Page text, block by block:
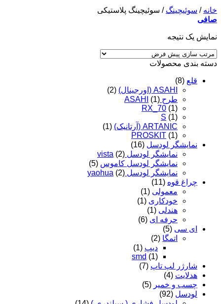
خانه / سوئیچینگ / سوئیچینگ پلاستیکی
صافی
نمایش یک نتیجه
دسته‌ بندی محصولات
قلع (8)
ASAHI (اورجینال)
(2)
طرح ASAHI (1)
RX_70 (1)
S (1)
ARTANIC (آرتانیک)
(1)
PROSKIT (1)
نمایشگر لودسل (16)
نمایشگر لودسل vista (2)
نمایشگر لودسل کاموس (5)
نمایشگر لودسل yaohua (2)
چراغ قوه (11)
معمولی (1)
خودکاری (1)
هندلی (1)
حرفه ای (6)
ای سی (5)
اتمگا (2)
دیپ (1)
smd (1)
شارژر لپ تاپ (7)
هدلایت (4)
چسب و خمیر (5)
لودسل (92)